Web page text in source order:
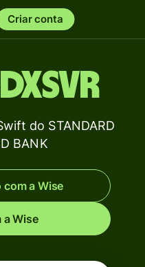
Criar conta
do STANDARD
BANK
com a Wise
a Wise